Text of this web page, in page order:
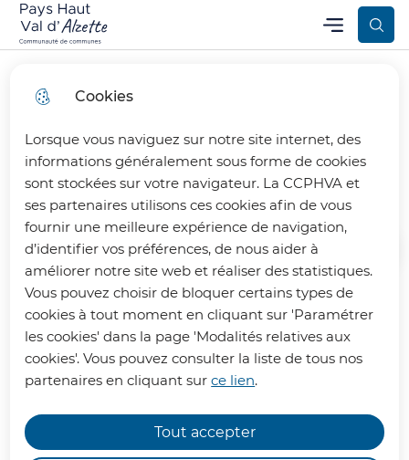
Cookies
Lorsque vous naviguez sur notre site internet, des
informations généralement sous forme de cookies
sont stockées sur votre navigateur. La CCPHVA et
ses partenaires utilisons ces cookies afin de vous
fournir une meilleure expérience de navigation,
d’identifier vos préférences, de nous aider à
améliorer notre site web et réaliser des statistiques.
Vous pouvez choisir de bloquer certains types de
cookies à tout moment en cliquant sur 'Paramétrer
les cookies' dans la page 'Modalités relatives aux
cookies'. Vous pouvez consulter la liste de tous nos
partenaires en cliquant surce lien.
Tout accepter
Aller
au
menu
principal
Consulter
le plan
du site
Communauté de Communes Pays Haut Val d’Alzette
Menu principal
Menu
Formulaire de contact
Accueil
Les champs suivis par * sont obligatoires
Prénom
Nom